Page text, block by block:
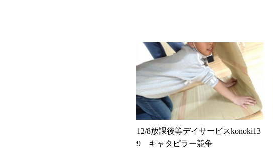
12/8放課後等デイサービスkonoki13
9 キャタピラー競争